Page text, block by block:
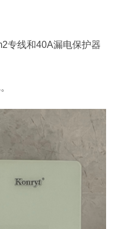
专线和40A漏电保护器